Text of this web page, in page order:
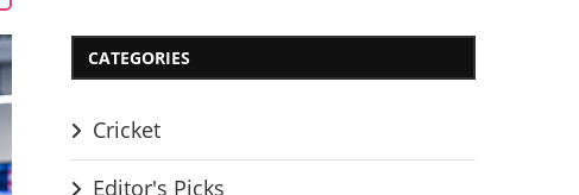
CATEGORIES
Cricket
Editor's Picks